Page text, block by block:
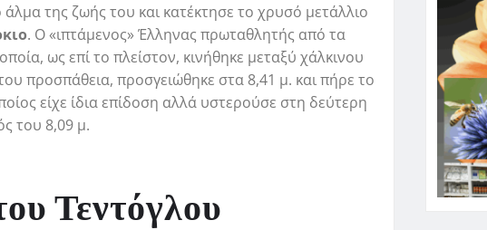
άλμα της ζωής του και κατέκτησε το χρυσό μετάλλιο
. Ο «ιπτάμενος» Έλληνας πρωταθλητής από τα
ως επί το πλείστον, κινήθηκε μεταξύ χάλκινου
προσπάθεια, προσγειώθηκε στα 8,41 μ. και πήρε το
είχε ίδια επίδοση αλλά υστερούσε στη δεύτερη
του 8,09 μ.
Τεντόγλου